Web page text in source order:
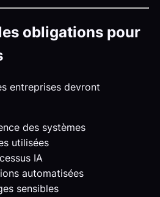
obligations pour
entreprises devront
des systèmes
utilisées
IA
automatisées
sensibles